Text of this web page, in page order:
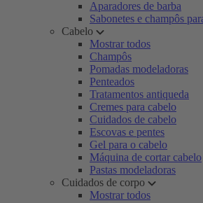
Aparadores de barba
Sabonetes e champôs
Cabelo
Mostrar todos
Champôs
Pomadas modeladoras
Penteados
Tratamentos antiqueda
Cremes para cabelo
Cuidados de cabelo
Escovas e pentes
Gel para o cabelo
Máquina de cortar cabelo
Pastas modeladoras
Cuidados de corpo
Mostrar todos